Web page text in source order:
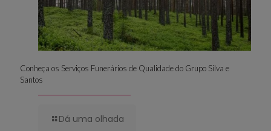
Conheça os Serviços Funerários de Qualidade do Grupo Silva e
Santos
Dá uma olhada